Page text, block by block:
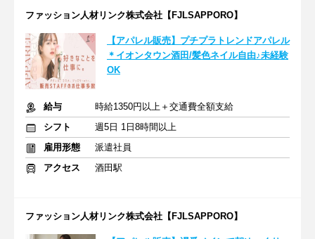
ファッション人材リンク株式会社【FJLSAPPORO】
【アパレル販売】プチプラトレンドアパレル
＊イオンタウン酒田/髪色ネイル自由♪未経験
OK
給与
時給1350円以上＋交通費全額支給
シフト
週5日 1日8時間以上
雇用形態
派遣社員
アクセス
酒田駅
ファッション人材リンク株式会社【FJLSAPPORO】